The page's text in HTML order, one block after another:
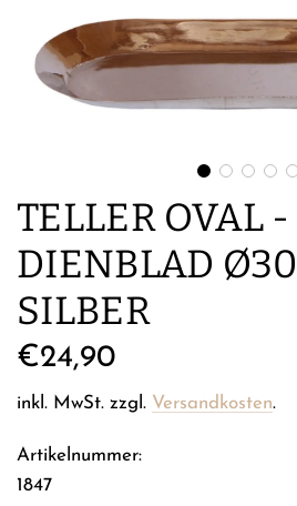
TELLER OVAL
DIENBLAD
SILBER
Regulärer
Preis
€24,90
inkl. MwSt. zzgl. Versandkosten.
Artikelnummer:
1847